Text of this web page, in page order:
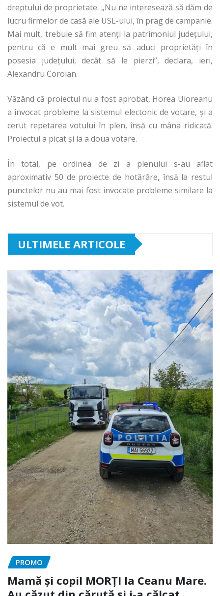
dreptului de proprietate. „Nu ne interesează să dăm de
lucru firmelor de casă ale USL-ului, în prag de campanie.
Mai mult, trebuie să fim atenți la patrimoniul județului,
pentru că e mult mai greu să aduci proprietăți în
posesia județului, decât să le pierzi”, declara, ieri,
Alexandru Coroian.
Văzând că proiectul nu a fost aprobat, Horea Uioreanu
a invocat probleme la sistemul electonic de votare, și a
cerut repetarea votului în plen, însă cu mâna ridicată.
Proiectul a picat și la a doua votare.
În total, pe ordinea de zi a plenului s-au aflat
aproximativ 50 de proiecte de hotărâre, însă la restul
punctelor nu au mai fost invocate probleme similare la
sistemul de vot.
ULTIMELE ARTICOLE
PROMO
Mamă și copil MORȚI la Ceanu Mare.